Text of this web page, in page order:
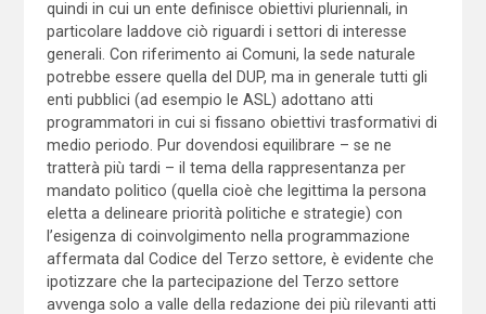
quindi in cui un ente definisce obiettivi pluriennali, in
particolare laddove ciò riguardi i settori di interesse
generali. Con riferimento ai Comuni, la sede naturale
potrebbe essere quella del DUP, ma in generale tutti gli
enti pubblici (ad esempio le ASL) adottano atti
programmatori in cui si fissano obiettivi trasformativi di
medio periodo. Pur dovendosi equilibrare – se ne
tratterà più tardi – il tema della rappresentanza per
mandato politico (quella cioè che legittima la persona
eletta a delineare priorità politiche e strategie) con
l’esigenza di coinvolgimento nella programmazione
affermata dal Codice del Terzo settore, è evidente che
ipotizzare che la partecipazione del Terzo settore
avvenga solo a valle della redazione dei più rilevanti atti